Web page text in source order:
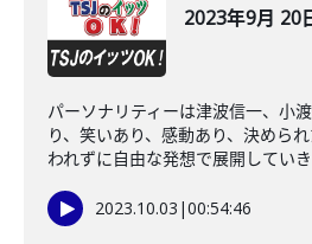
2023年9月
パーソナリティーは津波信一、小
り、笑いあり、感動あり、決めら
われずに自由な発想で展開していき
2023.10.03 |00:54:46